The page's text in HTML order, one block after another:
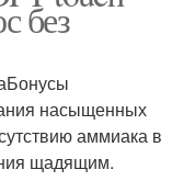
без
насыщенных
аммиака в
щадящим.